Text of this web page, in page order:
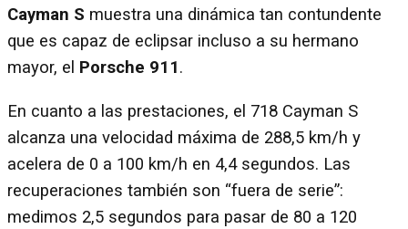
Cayman S muestra una dinámica tan contundente
que es capaz de eclipsar incluso a su hermano
mayor, el Porsche 911.
En cuanto a las prestaciones, el 718 Cayman S
alcanza una velocidad máxima de 288,5 km/h y
acelera de 0 a 100 km/h en 4,4 segundos. Las
recuperaciones también son “fuera de serie”:
medimos 2,5 segundos para pasar de 80 a 120